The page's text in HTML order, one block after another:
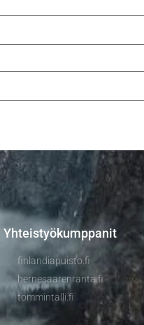
Yhteistyökumppanit
finlandiapuisto.fi
hernesaarenranta.fi
tommintalli.fi